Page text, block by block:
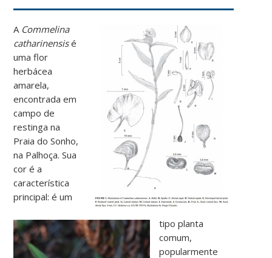
A Commelina
catharinensisé
uma flor
herbácea
amarela,
encontrada em
campo de
restinga na
Praia do Sonho,
na Palhoça. Sua
cor é a
característica
principal: é um
tipo planta
comum,
popularmente